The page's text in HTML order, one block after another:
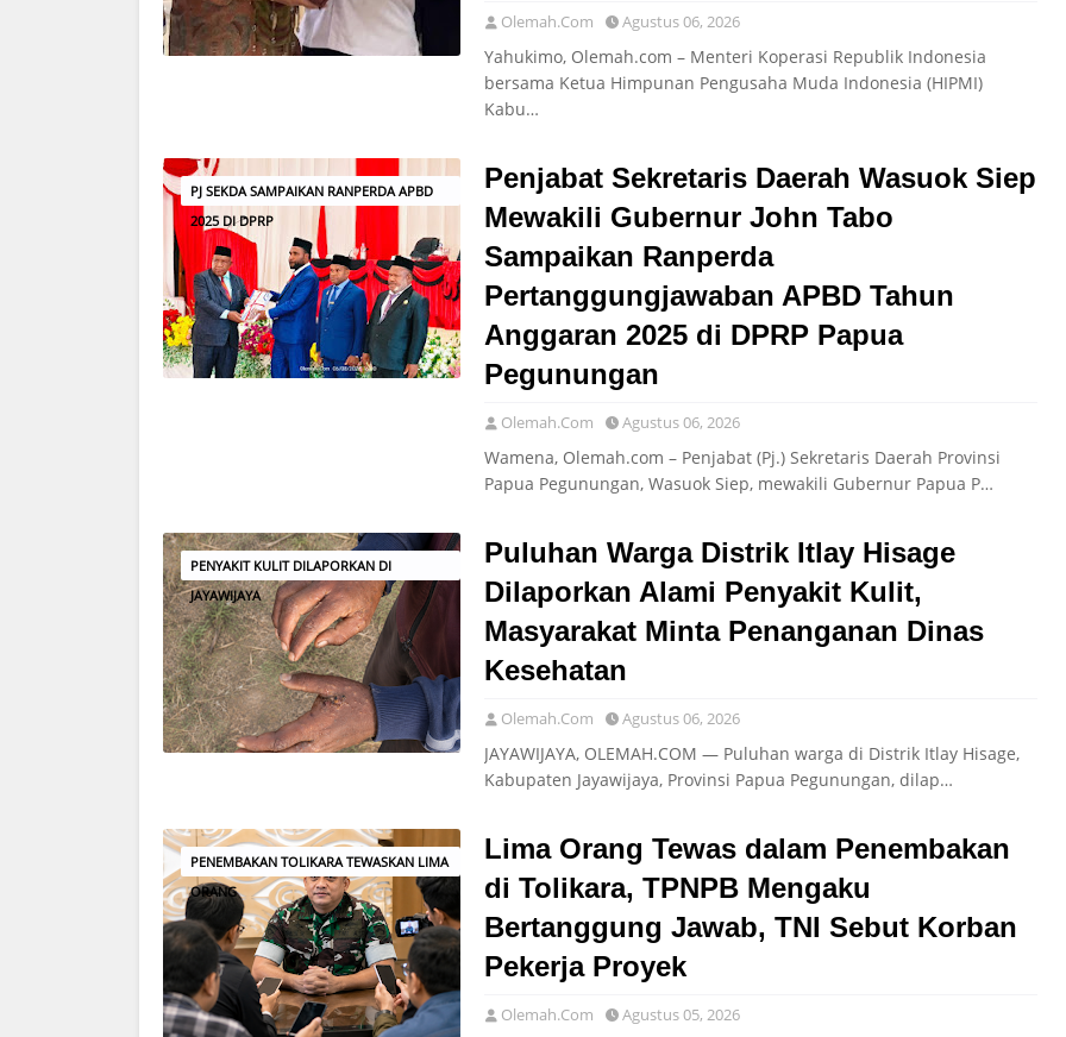
Olemah.Com Agustus 06, 2026
Yahukimo, Olemah.com – Menteri Koperasi Republik Indonesia
bersama Ketua Himpunan Pengusaha Muda Indonesia (HIPMI)
Kabu…
PJ SEKDA SAMPAIKAN RANPERDA APBD
2025 DI DPRP
Penjabat Sekretaris Daerah Wasuok Siep
Mewakili Gubernur John Tabo
Sampaikan Ranperda
Pertanggungjawaban APBD Tahun
Anggaran 2025 di DPRP Papua
Pegunungan
Olemah.Com Agustus 06, 2026
Wamena, Olemah.com – Penjabat (Pj.) Sekretaris Daerah Provinsi
Papua Pegunungan, Wasuok Siep, mewakili Gubernur Papua P…
PENYAKIT KULIT DILAPORKAN DI
JAYAWIJAYA
Puluhan Warga Distrik Itlay Hisage
Dilaporkan Alami Penyakit Kulit,
Masyarakat Minta Penanganan Dinas
Kesehatan
Olemah.Com Agustus 06, 2026
JAYAWIJAYA, OLEMAH.COM — Puluhan warga di Distrik Itlay Hisage,
Kabupaten Jayawijaya, Provinsi Papua Pegunungan, dilap…
PENEMBAKAN TOLIKARA TEWASKAN LIMA
ORANG
Lima Orang Tewas dalam Penembakan
di Tolikara, TPNPB Mengaku
Bertanggung Jawab, TNI Sebut Korban
Pekerja Proyek
Olemah.Com Agustus 05, 2026